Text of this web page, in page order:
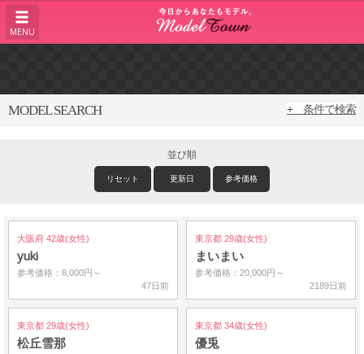
MENU
MODEL SEARCH + 条件で検索
並び順
リセット 更新日 参考価格
大阪府 42歳(女性)
yuki
参考価格：8,000円～
47日前
東京都 29歳(女性)
まいまい
参考価格：20,000円～
2189日前
東京都 29歳(女性)
松丘雪那
東京都 34歳(女性)
優兎